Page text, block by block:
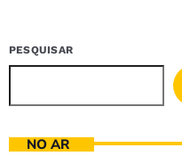
PESQUISAR
NO AR